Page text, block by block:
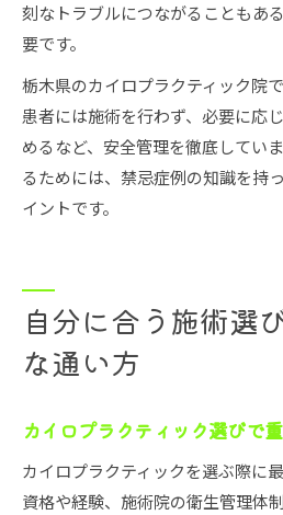
刻なトラブルにつながることもあ
要です。
栃木県のカイロプラクティック院
患者には施術を行わず、必要に応
めるなど、安全管理を徹底してい
るためには、禁忌症例の知識を持
イントです。
自分に合う施術選
な通い方
カイロプラクティック選びで
カイロプラクティックを選ぶ際に
資格や経験、施術院の衛生管理体